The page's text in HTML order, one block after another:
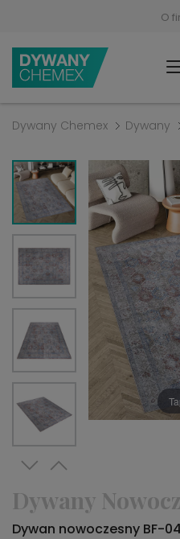
O
Dywany Chemex Dywany
Dywany
Dywan nowoczesny BF-04